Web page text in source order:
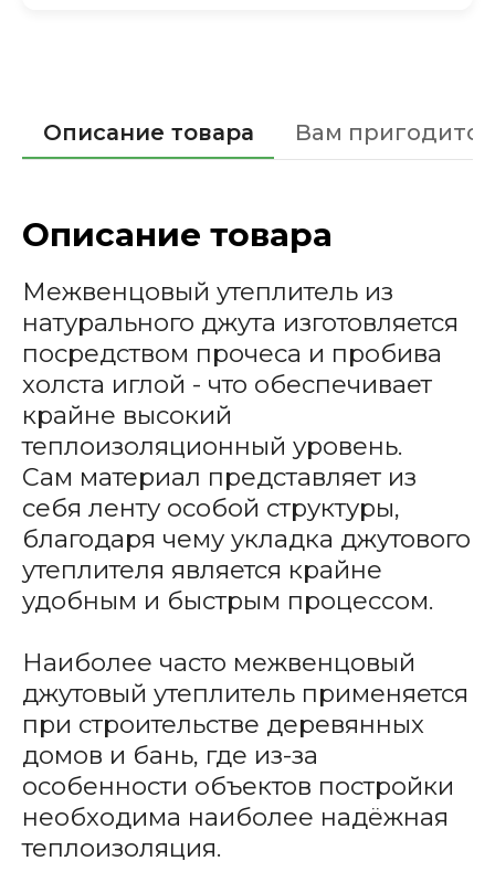
Описание товара Вам пригодится
Описание товара
Межвенцовый утеплитель из
натурального джута изготовляется
посредством прочеса и пробива
холста иглой - что обеспечивает
крайне высокий
теплоизоляционный уровень.
Сам материал представляет из
себя ленту особой структуры,
благодаря чему укладка джутового
утеплителя является крайне
удобным и быстрым процессом.
Наиболее часто межвенцовый
джутовый утеплитель применяется
при строительстве деревянных
домов и бань, где из-за
особенности объектов постройки
необходима наиболее надёжная
теплоизоляция.